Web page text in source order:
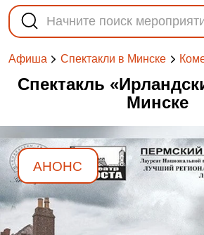
Афиша Спектакли в Минске
Спектакль
Минске
АНОНС